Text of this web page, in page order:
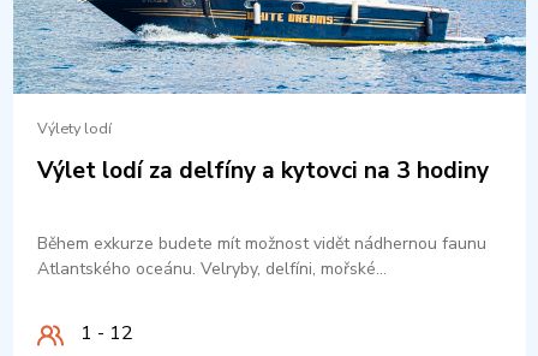
Výlety lodí
Výlet lodí za delfíny a kytovci na 3 hodiny
Během exkurze budete mít možnost vidět nádhernou faunu
Atlantského oceánu. Velryby, delfíni, mořské…
1 - 12